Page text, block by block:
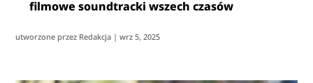
filmowe soundtracki wszech czasów
utworzone przez Redakcja |wrz 5, 2025